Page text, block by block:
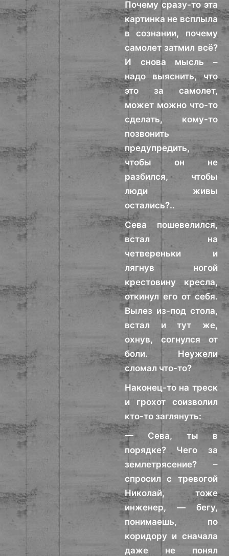
Почему сразу-то эта
картинка не всплыла
в сознании, почему
самолет затмил всё?
И снова мысль –
надо выяснить, что
это за самолет,
может можно что-то
сделать, кому-то
позвонить
предупредить,
чтобы он не
разбился, чтобы
люди живы
остались?..
Сева пошевелился,
встал на
четвереньки и
лягнув ногой
крестовину кресла,
откинул его от себя.
Вылез из-под стола,
встал и тут же,
охнув, согнулся от
боли. Неужели
сломал что-то?
Наконец-то на треск
и грохот соизволил
кто-то заглянуть:
— Сева, ты в
порядке? Чего за
землетрясение? –
спросил с тревогой
Николай, тоже
инженер, — бегу,
понимаешь, по
коридору и сначала
даже не понял